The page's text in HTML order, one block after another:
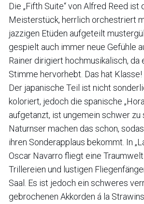
Die „Fifth Suite“ von Alfred Reed ist
Meisterstück, herrlich orchestriert
jazzigen Etüden aufgeteilt
gespielt auch immer neue Gefühle
Rainer dirigiert hochmusikalisch, da
Stimme hervorhebt. Das hat Klasse!
Der japanische Teil ist nicht
koloriert, jedoch die spanische
aufgetanzt, ist ungemein schwer zu
Naturnser machen das schon,
ihren Sonderapplaus bekommt. In
Oscar Navarro fliegt eine
Trillereien und lustigen
Saal. Es ist jedoch ein schweres
gebrochenen Akkorden á la